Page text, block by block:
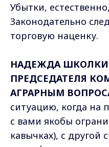
Убытки,
Законодательно
торговую наценку.
НАДЕЖДА
ПРЕДСЕДАТЕЛЯ
АГРАРНЫМ
ситуацию, когда на
с вами якобы
кавычках), с другой